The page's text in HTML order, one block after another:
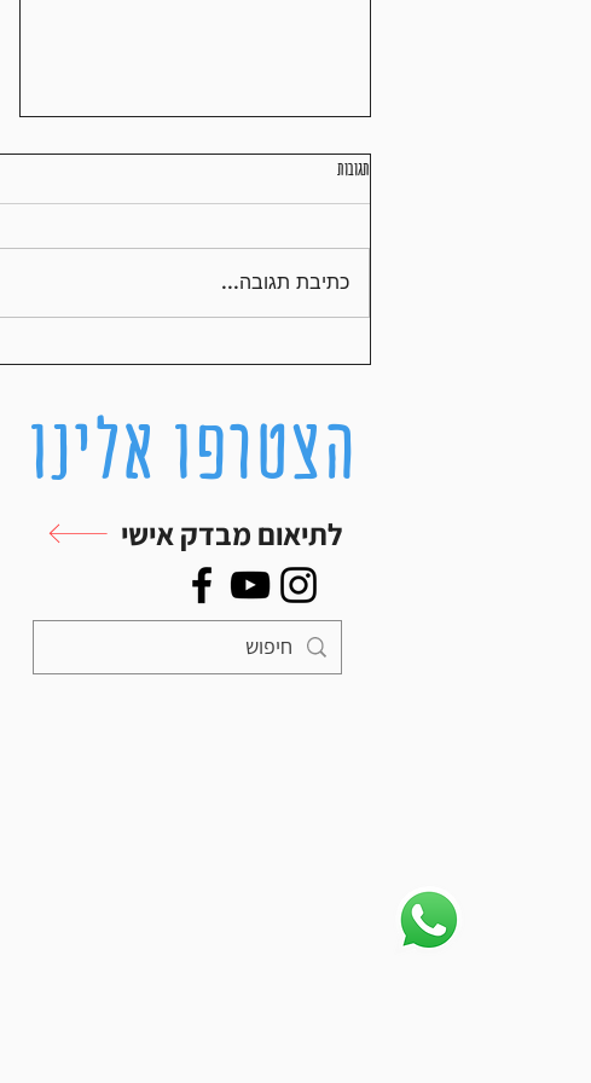
תזונה נכונה במרתון
תגובות
כתיבת תגובה...
לתיאום מבדק אישי
הצטרפו אלינו